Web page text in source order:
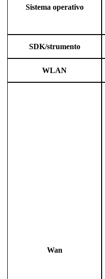
Sistema operativo
SDK/strumento
WLAN
Wan